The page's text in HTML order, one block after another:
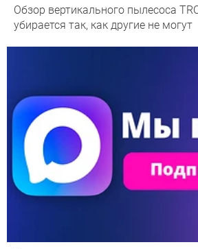
Обзор вертикального пылесоса
убирается так, как другие не могут